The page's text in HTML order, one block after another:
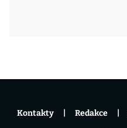
Kontakty Redakce